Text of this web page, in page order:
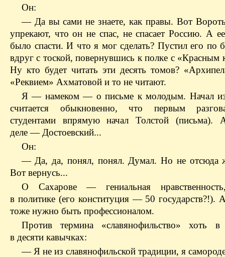
Он:
— Да вы сами не знаете, как правы. Вот
упрекают, что он не спас, не спасает Россию. А
было спасти. И что я мог сделать? Пустил его
вдруг с тоской, повернувшись к полке с
Ну кто будет читать эти десять томов?
«Реквием» Ахматовой и то не читают.
Я — намеком — о письме к молодым. Начал
считается обыкновенно, что первым
студентами впрямую начал Толстой
деле — Достоевский...
Он:
— Да, да, понял, понял. Думал. Но не отсюда
Вот вернусь...
О Сахарове — гениальная
в политике (его конституция — 50 государств?!).
тоже нужно быть профессионалом.
Против термина «славянофильство» хоть
в десяти кавычках:
— Я не из славянофильской традиции, я